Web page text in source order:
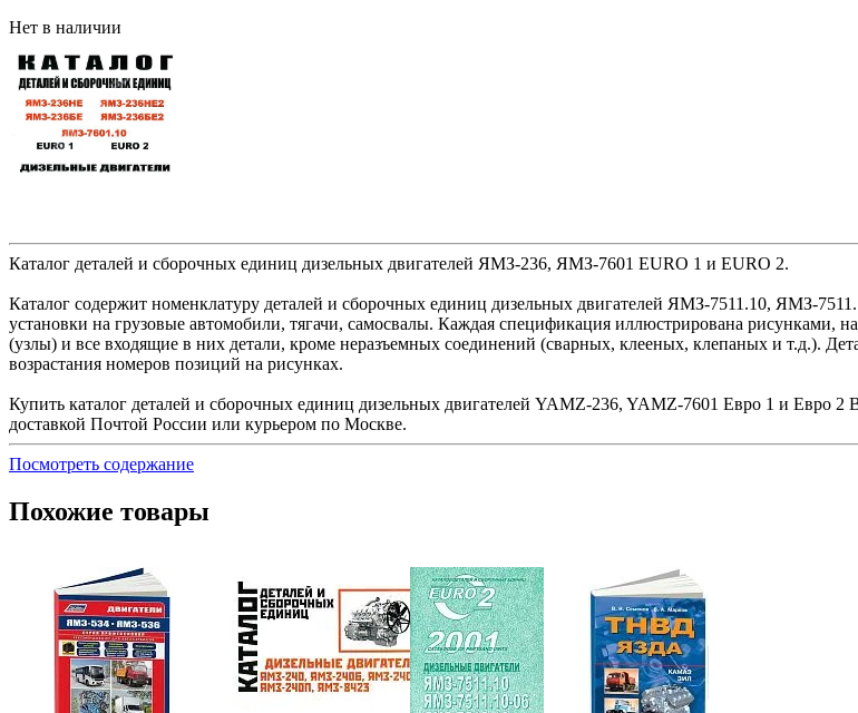
Нет в наличии
Каталог деталей и сборочных единиц дизельных двигателей ЯМЗ-236, ЯМЗ-7601 EURO 1 и EURO 2.
Каталог содержит номенклатуру деталей и сборочных единиц дизельных двигателей ЯМЗ-7511.10, ЯМЗ-
установки на грузовые автомобили, тягачи, самосвалы. Каждая спецификация иллюстрирована рисунками,
(узлы) и все входящие в них детали, кроме неразъемных соединений (сварных, клееных, клепаных и т.д.).
возрастания номеров позиций на рисунках.
Купить каталог деталей и сборочных единиц дизельных двигателей YAMZ-236, YAMZ-7601 Евро 1 и Евро 2
доставкой Почтой России или курьером по Москве.
Посмотреть содержание
Похожие товары